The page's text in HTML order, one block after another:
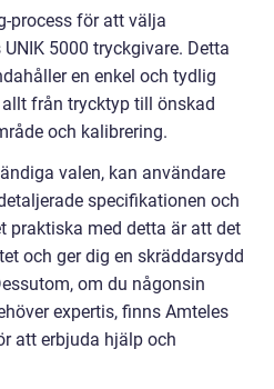
process för att välja
5000 tryckgivare. Detta
en enkel och tydlig
från trycktyp till önskad
och kalibrering.
valen, kan användare
specifikationen och
praktiska med detta är att det
och ger dig en skräddarsydd
om du någonsin
expertis, finns Amteles
att erbjuda hjälp och